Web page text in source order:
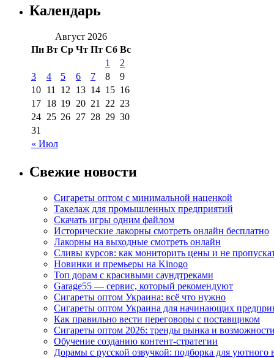
Календарь
Август 2026
Пн Вт Ср Чт Пт Сб Вс
« Июл
1
2
3
4 5 6 7 8
9
10 11 12 13 14 15 16
17 18 19 20 21 22 23
24 25 26 27 28 29 30
31
Свежие новости
Сигареты оптом с минимальной наценкой
Такелаж для промышленных предприятий
Скачать игры одним файлом
Исторические лакорны смотреть онлайн бесплатно
Лакорны на выходные смотреть онлайн
Сливы курсов: как мониторить цены и не
Новинки и премьеры на Kinogo
Топ дорам с красивыми саундтреками
Garage55 — сервис, который рекомендуют
Сигареты оптом Украина: всё что нужно
Сигареты оптом Украина для начинающих
Как правильно вести переговоры с поставщиком
Сигареты оптом 2026: тренды рынка и возможности
Обучение созданию контент-стратегии
Дорамы с русской озвучкой: подборка для уютного